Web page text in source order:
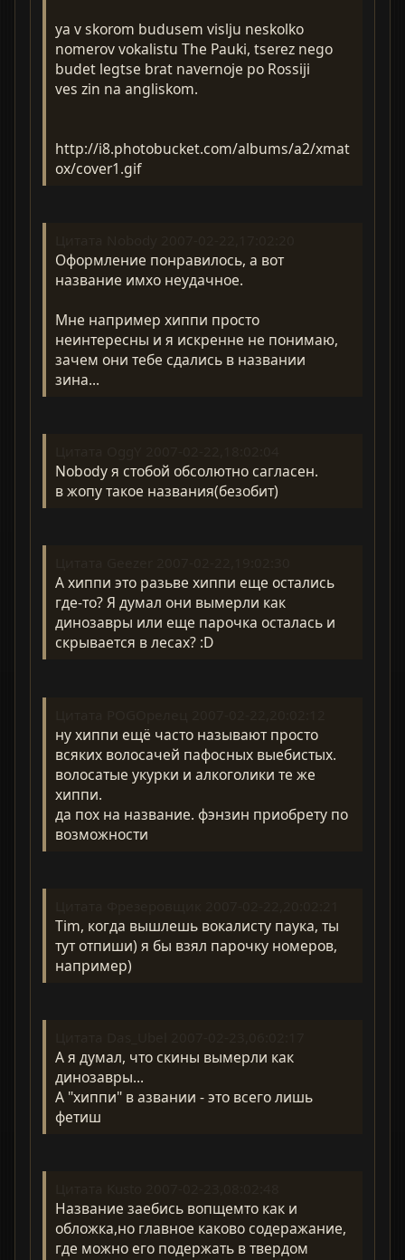
ya v skorom budusem vislju neskolko
nomerov vokalistu The Pauki, tserez nego
budet legtse brat navernoje po Rossiji
ves zin na angliskom.
http://i8.photobucket.com/albums/a2/xmat
ox/cover1.gif
Оформление понравилось, а вот
название имхо неудачное.
Мне например хиппи просто
неинтересны и я искренне не понимаю,
зачем они тебе сдались в названии
зина...
Nobody я стобой обсолютно сагласен.
в жопу такое названия(безобит)
А хиппи это разьве хиппи еще остались
где-то? Я думал они вымерли как
динозавры или еще парочка осталась и
скрывается в лесах? :D
ну хиппи ещё часто называют просто
всяких волосачей пафосных выебистых.
волосатые укурки и алкоголики те же
хиппи.
да пох на название. фэнзин приобрету по
возможности
Tim, когда вышлешь вокалисту паука, ты
тут отпиши) я бы взял парочку номеров,
например)
А я думал, что скины вымерли как
динозавры...
А "хиппи" в азвании - это всего лишь
фетиш
Название заебись вопщемто как и
обложка,но главное каково содеражание,
где можно его подержать в твердом